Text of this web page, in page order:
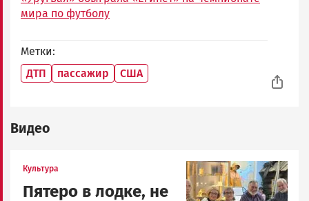
мира по футболу
Метки
ДТП
пассажир США
Видео
Культура
Пятеро в лодке, не
Image